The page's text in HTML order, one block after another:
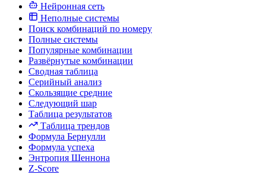
Нейронная сеть
Неполные системы
Поиск комбинаций по номеру
Полные системы
Популярные комбинации
Развёрнутые комбинации
Сводная таблица
Серийный анализ
Скользящие средние
Следующий шар
Таблица результатов
Таблица трендов
Формула Бернулли
Формула успеха
Энтропия Шеннона
Z-Score